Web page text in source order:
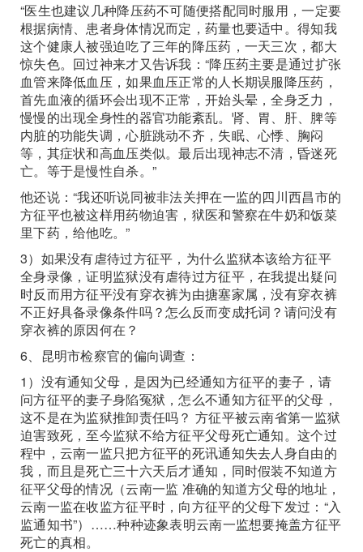
“医生也建议几种降压药不可随便搭配同时服用，一定要
根据病情、患者身体情况而定，药量也要适中。得知我
这个健康人被强迫吃了三年的降压药，一天三次，都大
惊失色。回过神来才又告诉我：“降压药主要是通过扩张
血管来降低血压，如果血压正常的人长期误服降压药，
首先血液的循环会出现不正常，开始头晕，全身乏力，
慢慢的出现全身性的器官功能紊乱。肾、胃、肝、脾等
内脏的功能失调，心脏跳动不齐，失眠、心悸、胸闷
等，其症状和高血压类似。最后出现神志不清，昏迷死
亡。等于是慢性自杀。”
他还说：“我还听说同被非法关押在一监的四川西昌市的
方征平也被这样用药物迫害，狱医和警察在牛奶和饭菜
里下药，给他吃。”
3）如果没有虐待过方征平，为什么监狱本该给方征平
全身录像，证明监狱没有虐待过方征平，在我提出疑问
时反而用方征平没有穿衣裤为由搪塞家属，没有穿衣裤
不正好具备录像条件吗？怎么反而变成托词？请问没有
穿衣裤的原因何在？
6、昆明市检察官的偏向调查：
1）没有通知父母，是因为已经通知方征平的妻子，请
问方征平的妻子身陷冤狱，怎么不通知方征平的父母，
这不是在为监狱推卸责任吗？ 方征平被云南省第一监狱
迫害致死，至今监狱不给方征平父母死亡通知。这个过
程中，云南一监只把方征平的死讯通知失去人身自由的
我，而且是死亡三十六天后才通知，同时假装不知道方
征平父母的情况（云南一监 准确的知道方父母的地址，
云南一监在收监方征平时，向方征平的父母下发过：“入
监通知书”）……种种迹象表明云南一监想要掩盖方征平
死亡的真相。